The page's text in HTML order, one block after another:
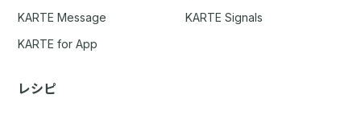
KARTE Message
KARTE Signals
KARTE for App
レシピ